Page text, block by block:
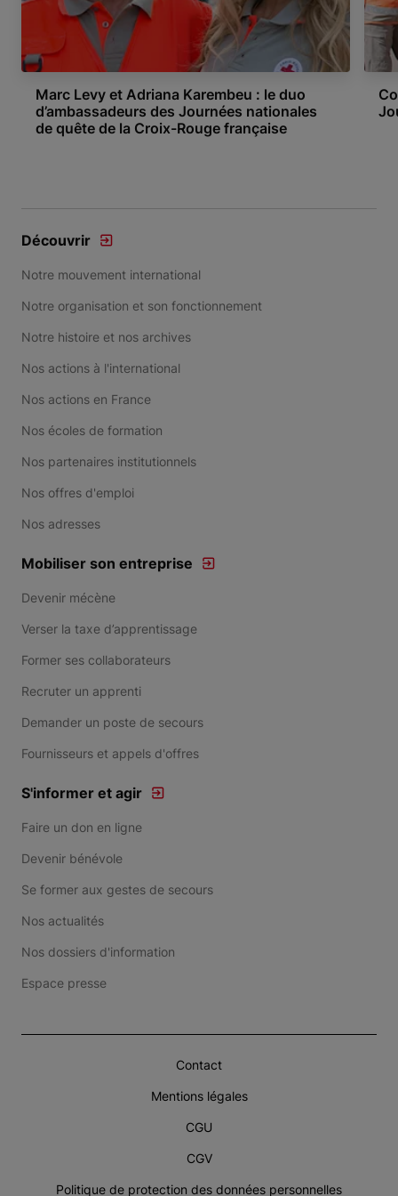
Marc Levy et Adriana Karembeu : le duo
d’ambassadeurs des Journées nationales
de quête de la Croix-Rouge française
Découvrir
Notre mouvement international
Notre organisation et son fonctionnement
Notre histoire et nos archives
Nos actions à l'international
Nos actions en France
Nos écoles de formation
Nos partenaires institutionnels
Nos offres d'emploi
Nos adresses
Mobiliser son entreprise
Devenir mécène
Verser la taxe d’apprentissage
Former ses collaborateurs
Recruter un apprenti
Demander un poste de secours
Fournisseurs et appels d'offres
S'informer et agir
Faire un don en ligne
Devenir bénévole
Se former aux gestes de secours
Nos actualités
Nos dossiers d'information
Espace presse
Contact
Mentions légales
CGU
CGV
Politique de protection des données personnelles